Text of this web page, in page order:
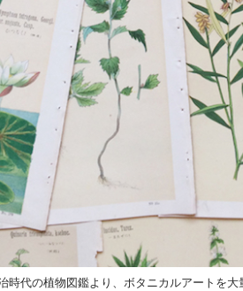
時代の植物図鑑より、ボタニカルアートを大